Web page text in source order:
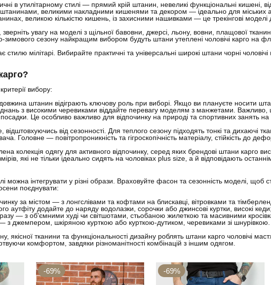
в утилітарному стилі — прямий крій штанин, невеликі функціональні кишені,
великими накладними кишенями та декором — ідеально для міських
великою кількістю кишень, із захисними нашивками — це трекінгові моделі
зверніть увагу на моделі з щільної бавовни, джерсі, льону, вовни, плащової
сезону найкращим вибором будуть штани утеплені чоловічі карго на
стилю мілітарі. Вибирайте практичні та універсальні широкі штани чорні
вибору:
штанин відіграють ключову роль при виборі. Якщо ви плануєте носити
з високими черевиками віддайте перевагу моделям з манжетами. Важливо,
Це особливо важливо для відпочинку на природі та спортивних занять на
відштовхуючись від сезонності. Для теплого сезону підходять тонкі та
Головне — повітропроникність та гігроскопічність матеріалу, стійкість до
​​колекція одягу для активного відпочинку, серед яких брендові штани карго
які не тільки ідеально сидять на чоловіках plus size, а й відповідають
можна інтегрувати у різні образи. Враховуйте фасон та сезонність моделі, щоб
поєднувати:
за містом — з лонгслівами та кофтами на блискавці, вітровками та
аутфіту додайте до наряду водолазки, сорочки або джинсові куртки, високі кеди;
— з об'ємними худі чи світшотами, стьобаною жилеткою та масивними
з джемпером, шкіряною курткою або курткою-дутиком, черевиками зі шнурівкою.
якісної тканини та функціональності дизайну роблять штани карго чоловічі
комфортом, завдяки різноманітності комбінацій з іншим одягом.
-69% -69%